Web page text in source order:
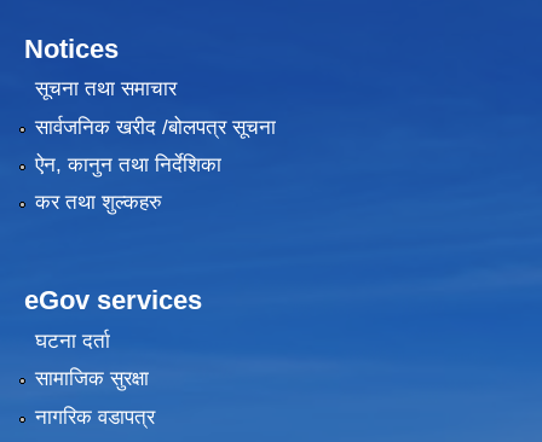
Notices
सूचना तथा समाचार
सार्वजनिक खरीद /बोलपत्र सूचना
ऐन, कानुन तथा निर्देशिका
कर तथा शुल्कहरु
eGov services
घटना दर्ता
सामाजिक सुरक्षा
नागरिक वडापत्र